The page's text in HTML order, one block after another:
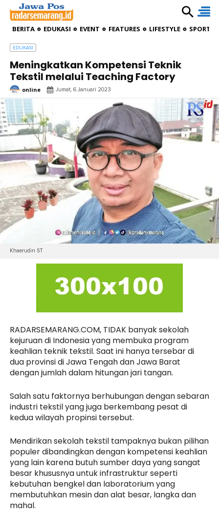
BERITA EDUKASI EVENT FEATURES LIFESTYLE
EDUKASI
Meningkatkan Kompetensi Teknik
Tekstil melalui Teaching Factory
online Jumat, 6 Januari 2023
Khaerudin ST
RADARSEMARANG.COM, TIDAK banyak sekolah
kejuruan di Indonesia yang membuka program
keahlian teknik tekstil. Saat ini hanya tersebar di
dua provinsi di Jawa Tengah dan Jawa Barat
dengan jumlah dalam hitungan jari tangan.
Salah satu faktornya berhubungan dengan sebaran
industri tekstil yang juga berkembang pesat di
kedua wilayah propinsi tersebut.
Mendirikan sekolah tekstil tampaknya bukan pilihan
populer dibandingkan dengan kompetensi keahlian
yang lain karena butuh sumber daya yang sangat
besar khususnya untuk infrastruktur seperti
kebutuhan bengkel dan laboratorium yang
membutuhkan mesin dan alat besar, langka dan
mahal.